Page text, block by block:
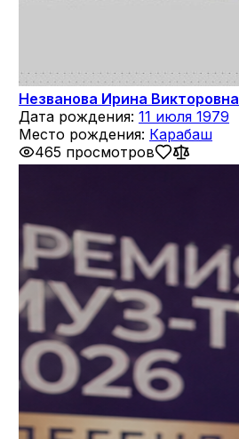
Незванова Ирина Викторовна
Дата рождения: 11 июля 1979
Место рождения: Карабаш
465 просмотров